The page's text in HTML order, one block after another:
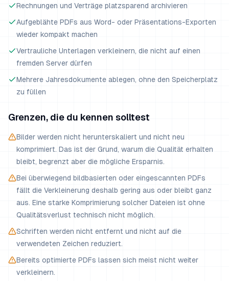
Rechnungen und Verträge platzsparend archivieren
Aufgeblähte PDFs aus Word- oder Präsentations-Exporten
wieder kompakt machen
Vertrauliche Unterlagen verkleinern, die nicht auf einen
fremden Server dürfen
Mehrere Jahresdokumente ablegen, ohne den Speicherplatz
zu füllen
Grenzen, die du kennen solltest
Bilder werden nicht herunterskaliert und nicht neu
komprimiert. Das ist der Grund, warum die Qualität erhalten
bleibt, begrenzt aber die mögliche Ersparnis.
Bei überwiegend bildbasierten oder eingescannten PDFs
fällt die Verkleinerung deshalb gering aus oder bleibt ganz
aus. Eine starke Komprimierung solcher Dateien ist ohne
Qualitätsverlust technisch nicht möglich.
Schriften werden nicht entfernt und nicht auf die
verwendeten Zeichen reduziert.
Bereits optimierte PDFs lassen sich meist nicht weiter
verkleinern.